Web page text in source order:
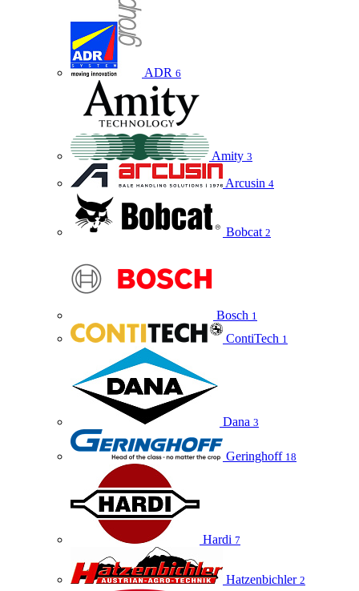
ADR 6
Amity 3
Arcusin 4
Bobcat 2
Bosch 1
ContiTech 1
Dana 3
Geringhoff 18
Hardi 7
Hatzenbichler 2